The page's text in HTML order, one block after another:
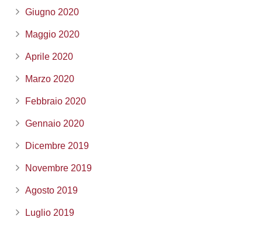
Giugno 2020
Maggio 2020
Aprile 2020
Marzo 2020
Febbraio 2020
Gennaio 2020
Dicembre 2019
Novembre 2019
Agosto 2019
Luglio 2019